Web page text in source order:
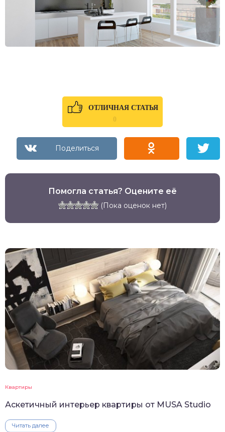
ОТЛИЧНАЯ СТАТЬЯ
0
Помогла статья? Оцените её
(Пока оценок нет)
Квартиры
Аскетичный интерьер квартиры от MUSA Studio
Читать далее